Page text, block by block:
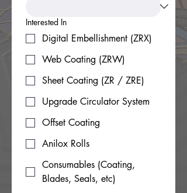
Interested In
Digital Embellishment (ZRX)
Web Coating (ZRW)
Sheet Coating (ZR / ZRE)
Upgrade Circulator System
Offset Coating
Anilox Rolls
Consumables (Coating,
Blades, Seals, etc)